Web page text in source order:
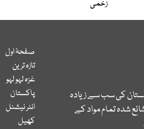
زخمی
کی سب سے زیادہ
شدہ تمام مواد کے
صفحۂ اول
تازہ ترین
غزہ لہو لہو
پاکستان
انٹر نیشنل
کھیل